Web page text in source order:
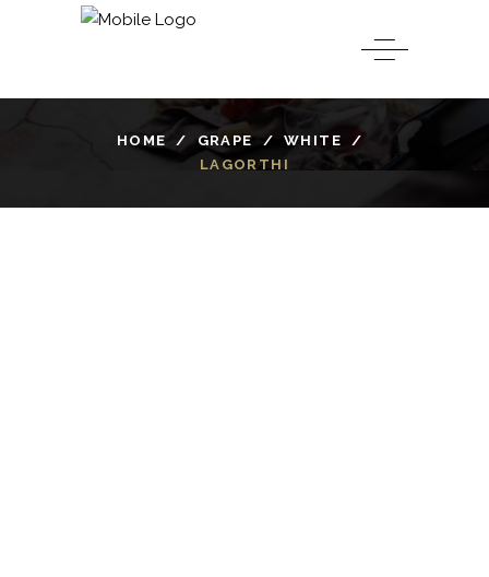
HOME /GRAPE/ WHITE /
LAGORTHI